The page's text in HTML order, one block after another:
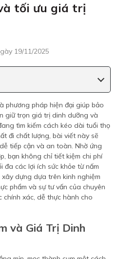
tối ưu giá trị
19/11/2025
phương pháp hiện đại giúp bảo
giữ trọn giá trị dinh dưỡng và
tìm kiếm cách kéo dài tuổi thọ
đi chất lượng, bài viết này sẽ
tiếp cận và an toàn. Nhờ ứng
bạn không chỉ tiết kiệm chi phí
các lợi ích sức khỏe từ nấm
dựng dựa trên kinh nghiệm
phẩm và sự tư vấn của chuyên
chính xác, dễ thực hành cho
và Giá Trị Dinh